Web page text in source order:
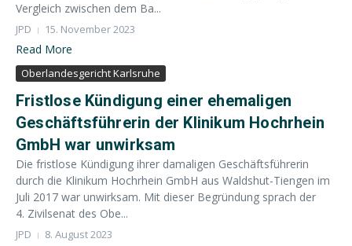
Vergleich zwischen dem Ba...
JPD 15. November 2023
Read More
Oberlandesgericht Karlsruhe
Fristlose Kündigung einer ehemaligen
Geschäftsführerin der Klinikum Hochrhein
GmbH war unwirksam
Die fristlose Kündigung ihrer damaligen Geschäftsführerin
durch die Klinikum Hochrhein GmbH aus Waldshut-Tiengen im
Juli 2017 war unwirksam. Mit dieser Begründung sprach der
4. Zivilsenat des Obe...
JPD 8. August 2023